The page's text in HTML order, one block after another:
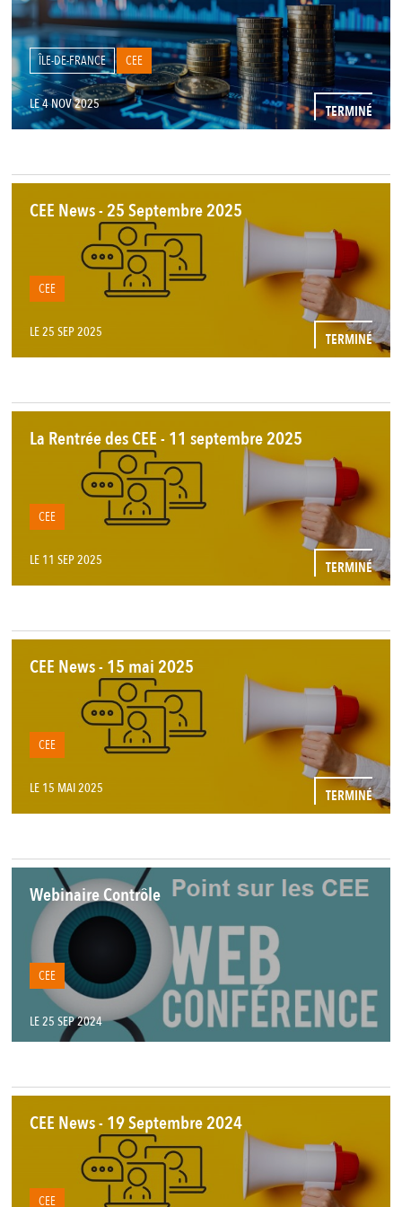
ÎLE-DE-FRANCE CEE
LE 4 NOV 2025 TERMINÉ
CEE News - 25 Septembre 2025
CEE
LE 25 SEP 2025 TERMINÉ
La Rentrée des CEE - 11 septembre 2025
CEE
LE 11 SEP 2025 TERMINÉ
CEE News - 15 mai 2025
CEE
LE 15 MAI 2025 TERMINÉ
Webinaire Contrôle
CEE
LE 25 SEP 2024
CEE News - 19 Septembre 2024
CEE